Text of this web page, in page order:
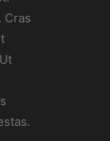
Cras